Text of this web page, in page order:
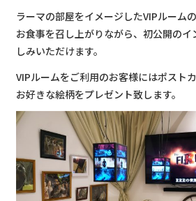
ラーマの部屋をイメージしたVIPルーム
お食事を召し上がりながら、初公開の
しみいただけます。
VIPルームをご利用のお客様にはポスト
お好きな絵柄をプレゼント致します。